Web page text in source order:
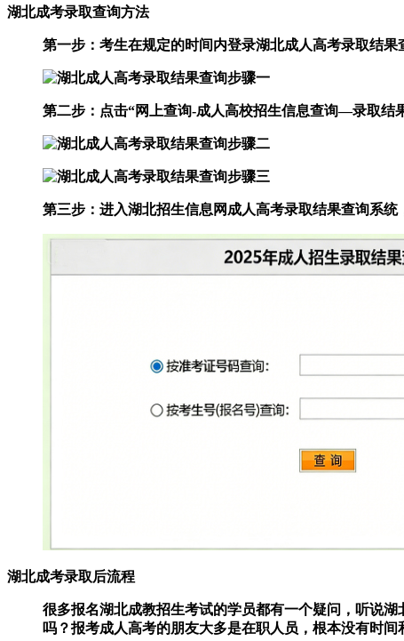
湖北成考录取查询方法
第一步：考生在规定的时间内登录湖北成人高考录取结果
第二步：点击“网上查询-成人高校招生信息查询—录取结
第三步：进入湖北招生信息网成人高考录取结果查询系统
湖北成考录取后流程
很多报名湖北成教招生考试的学员都有一个疑问，听说
吗？报考成人高考的朋友大多是在职人员，根本没有时